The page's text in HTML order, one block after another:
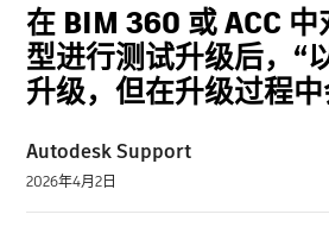
在 BIM 360 或 ACC
型进行测试升级后，“
升级，但在升级过程
Autodesk Support
2026年4月2日